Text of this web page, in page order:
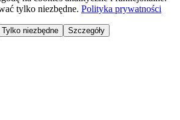
tylko niezbędne. Polityka prywatności
Tylko niezbędne Szczegóły